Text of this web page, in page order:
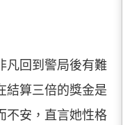
凡回到警局後有難
結算三倍的獎金是
不安，直言她性格